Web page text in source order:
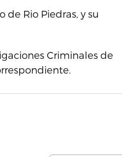
Rio Piedras, y su
Criminales de